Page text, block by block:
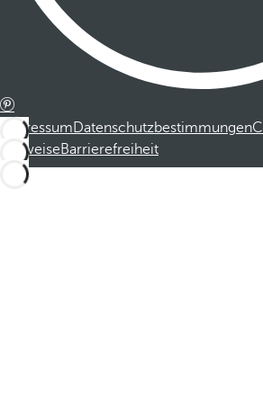
ImpressumDatenschutzbestimmungen
HinweiseBarrierefreiheit